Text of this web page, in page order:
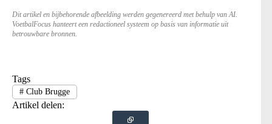
Dit artikel en bijbehorende afbeelding werden gegenereerd met behulp van AI.
VoetbalFocus hanteert een redactioneel systeem op basis van informatie uit
betrouwbare bronnen.
Tags
#Club Brugge
Artikel delen: